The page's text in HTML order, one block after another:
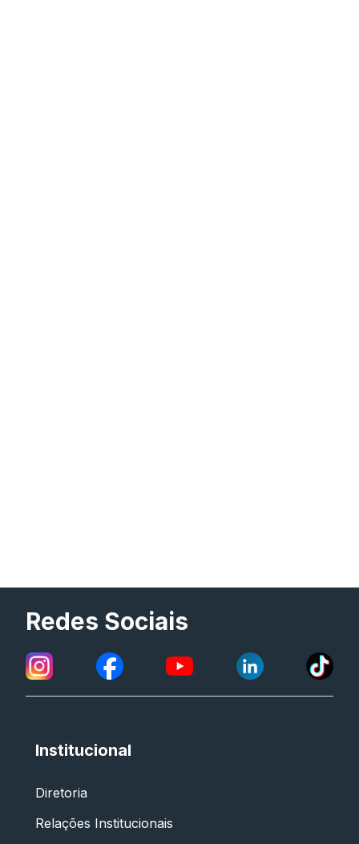
Redes Sociais
Institucional
Diretoria
Relações Institucionais